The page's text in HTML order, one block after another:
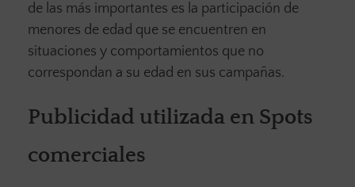
de las más importantes es la participación de
menores de edad que se encuentren en
situaciones y comportamientos que no
correspondan a su edad en sus campañas.
Publicidad utilizada en Spots
comerciales